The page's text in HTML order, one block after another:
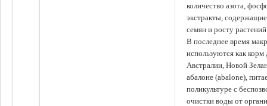
количество азота,
экстракты,
семян и росту
В последнее время
используются как
Австралии, Новой
абалоне (abalone),
поликультуре с
очистки воды от